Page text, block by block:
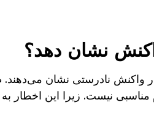
نشان دهد؟
واکنش نادرستی نشان
نیست. زیرا این اخطار به